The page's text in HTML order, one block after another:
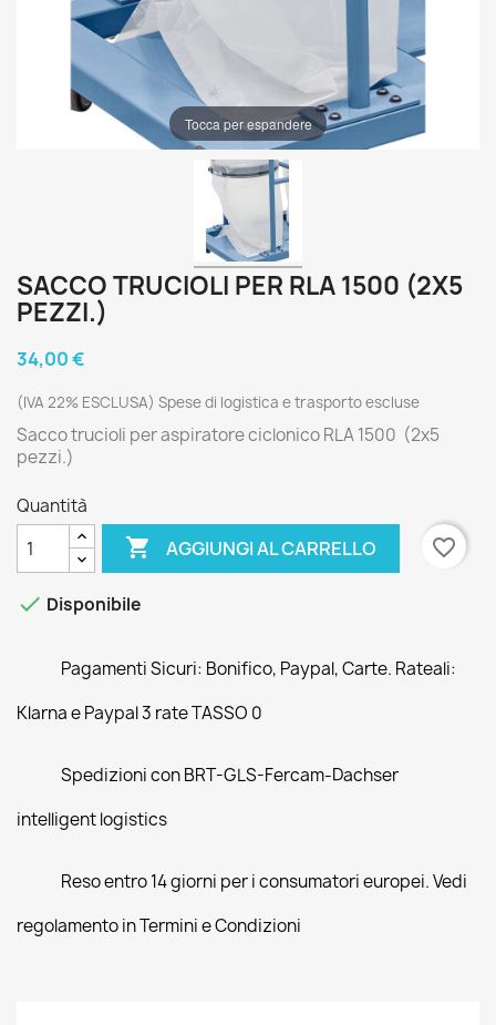
Tocca per espandere
SACCO TRUCIOLI PER RLA 1500 (2X5
PEZZI.)
34,00 €
(IVA 22% ESCLUSA) Spese di logistica e trasporto escluse
Sacco trucioli per aspiratore ciclonico RLA 1500 (2x5
pezzi.)
Quantità
 AGGIUNGI AL CARRELLO favorite_border
 Disponibile
Pagamenti Sicuri: Bonifico, Paypal, Carte. Rateali:
Klarna e Paypal 3 rate TASSO 0
Spedizioni con BRT-GLS-Fercam-Dachser
intelligent logistics
Reso entro 14 giorni per i consumatori europei. Vedi
regolamento in Termini e Condizioni